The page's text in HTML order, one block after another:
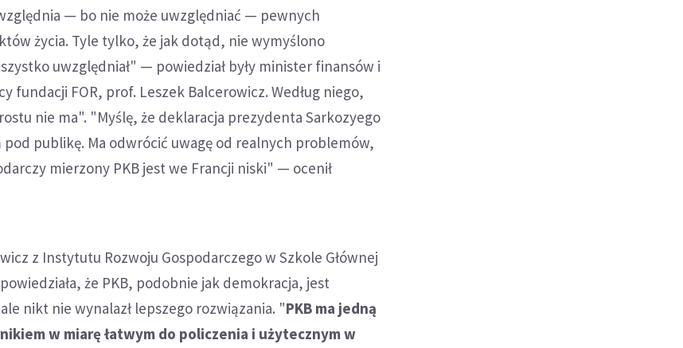
— bo nie może uwzględniać — pewnych
życia. Tyle tylko, że jak dotąd, nie wymyślono
uwzględniał" — powiedział były minister finansów i
fundacji FOR, prof. Leszek Balcerowicz. Według niego,
nie ma". "Myślę, że deklaracja prezydenta Sarkozyego
publikę. Ma odwrócić uwagę od realnych problemów,
mierzony PKB jest we Francji niski" — ocenił
z Instytutu Rozwoju Gospodarczego w Szkole Głównej
że PKB, podobnie jak demokracja, jest
nikt nie wynalazł lepszego rozwiązania. "PKB ma jedną
w miarę łatwym do policzenia i użytecznym w